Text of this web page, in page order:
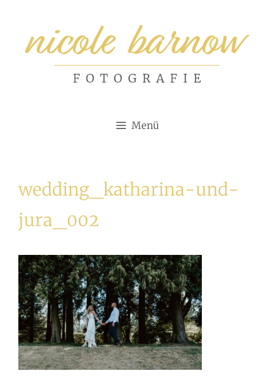
springen
Menü
wedding_katharina-und-
jura_002